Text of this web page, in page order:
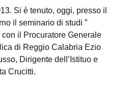
Si è tenuto, oggi, presso il
il seminario di studi ”
con il Procuratore Generale
di Reggio Calabria Ezio
Dirigente dell’Istituo e
Crucitti.